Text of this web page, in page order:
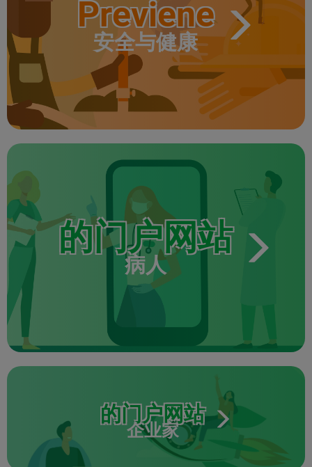
Previene
安全与健康
的门户网站
病人
的门户网站
企业家